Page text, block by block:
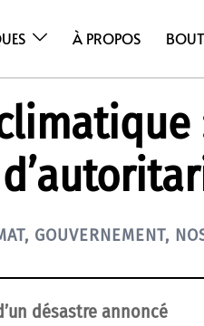
À PROPOS
, GOUVERNEMENT,
désastre annoncé